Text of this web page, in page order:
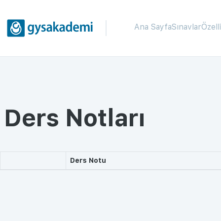
Ana SayfaSınavlar
Ders Notları
Ders Notu